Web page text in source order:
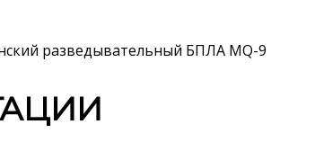
разведывательный БПЛА MQ-9